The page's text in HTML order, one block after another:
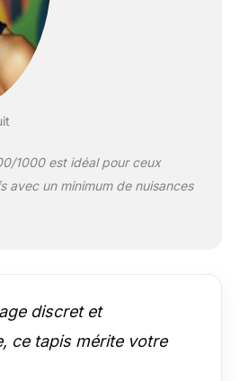
1000 est idéal pour ceux
avec un minimum de nuisances
discret et
ce tapis mérite votre